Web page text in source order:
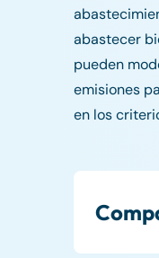
abastecer
pueden
emisiones
en los